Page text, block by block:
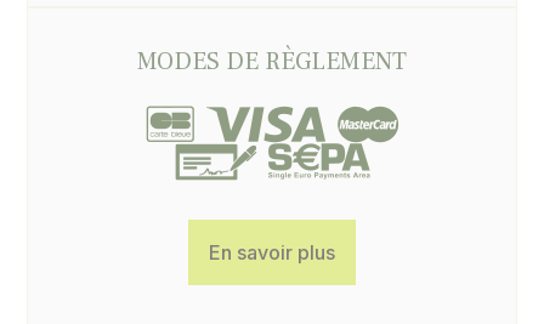
MODES DE RÈGLEMENT
En savoir plus